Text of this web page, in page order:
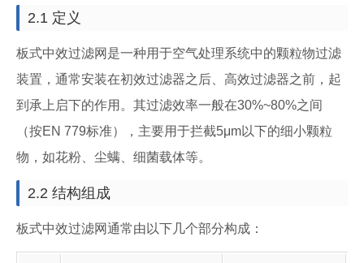
2.1 定义
板式中效过滤网是一种用于空气处理系统中的颗粒物过滤
装置，通常安装在初效过滤器之后、高效过滤器之前，起
到承上启下的作用。其过滤效率一般在30%~80%之间
（按EN 779标准），主要用于拦截5μm以下的细小颗粒
物，如花粉、尘螨、细菌载体等。
2.2 结构组成
板式中效过滤网通常由以下几个部分构成：